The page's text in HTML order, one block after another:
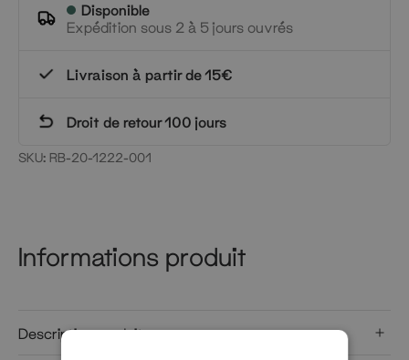
Disponible
Expédition sous 2 à 5 jours ouvrés
Livraison à partir de 15€
Droit de retour 100 jours
SKU: RB-20-1222-001
Informations produit
Description produit